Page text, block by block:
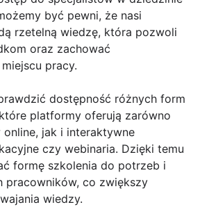
być pewni, że nasi
rzetelną wiedzę, która pozwoli
oraz zachować
pracy.
dostępność różnych form
platformy oferują zarówno
jak i interaktywne
czy webinaria. Dzięki temu
formę szkolenia do potrzeb i
pracowników, co zwiększy
wiedzy.